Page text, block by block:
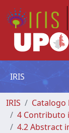
IRIS
IRIS
Catalogo
4 Contributo
4.2 Abstract